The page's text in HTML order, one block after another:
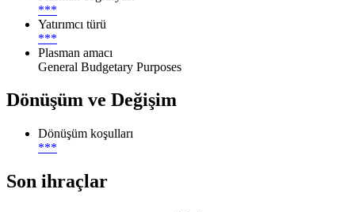
***
Yatırımcı türü
***
Plasman amacı
General Budgetary Purposes
Dönüşüm ve Değişim
Dönüşüm koşulları
***
Son ihraçlar